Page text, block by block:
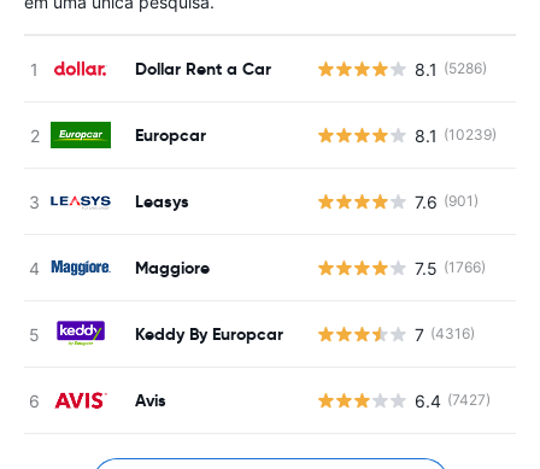
Dollar Rent a Car 8.1 (5286)
Europcar 8.1 (10239)
Leasys 7.6 (901)
Maggiore 7.5 (1766)
Keddy By Europcar 7 (4316)
Avis 6.4 (7427)